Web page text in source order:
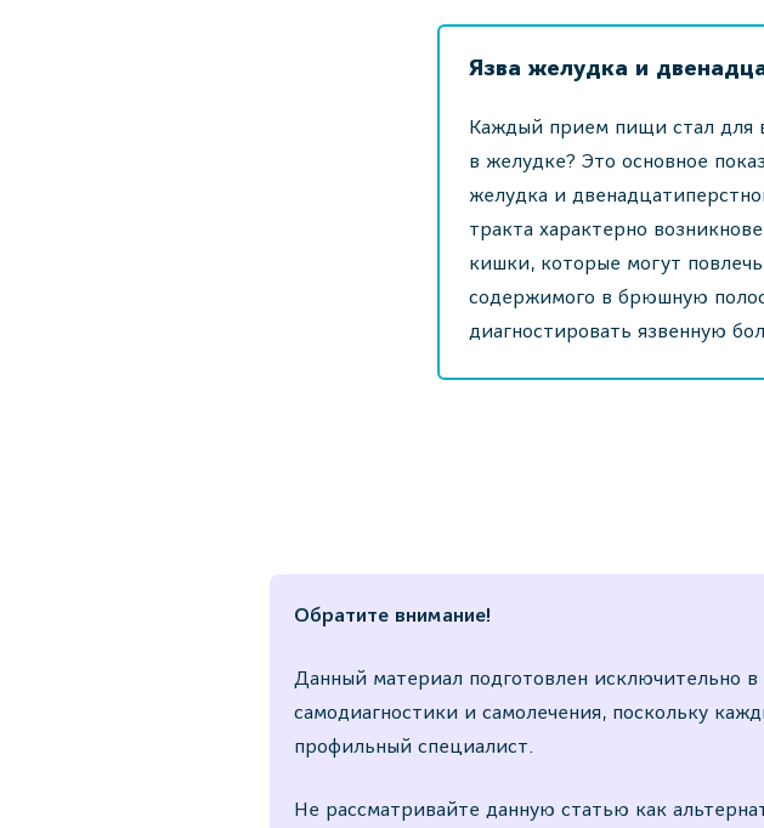
Язва желудка и
Каждый прием пищи стал для
в желудке? Это основное
желудка и
тракта характерно
кишки, которые могут
содержимого в брюшную
диагностировать язвенную
Обратите внимание!
Данный материал подготовлен исключительно
самодиагностики и самолечения, поскольку
профильный специалист.
Не рассматривайте данную статью как